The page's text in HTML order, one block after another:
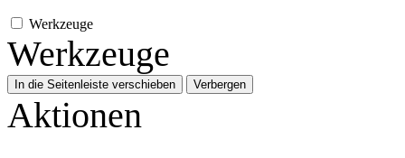
Werkzeuge
Werkzeuge
In die Seitenleiste verschieben Verbergen
Aktionen